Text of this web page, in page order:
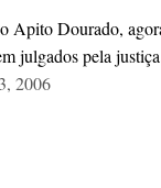
Apito Dourado,
julgados pela
2006